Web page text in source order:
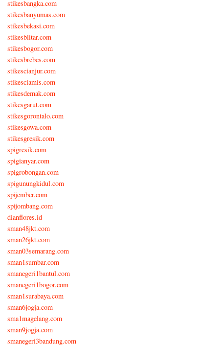
stikesbangka.com
stikesbanyumas.com
stikesbekasi.com
stikesblitar.com
stikesbogor.com
stikesbrebes.com
stikescianjur.com
stikesciamis.com
stikesdemak.com
stikesgarut.com
stikesgorontalo.com
stikesgowa.com
stikesgresik.com
spigresik.com
spigianyar.com
spigrobongan.com
spigunungkidul.com
spijember.com
spijombang.com
dianflores.id
sman48jkt.com
sman26jkt.com
sman03semarang.com
sman1sumbar.com
smanegeri1bantul.com
smanegeri1bogor.com
sman1surabaya.com
sman6jogja.com
sma1magelang.com
sman9jogja.com
smanegeri3bandung.com